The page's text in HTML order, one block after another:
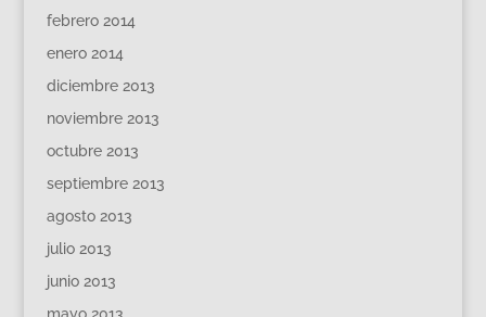
febrero 2014
enero 2014
diciembre 2013
noviembre 2013
octubre 2013
septiembre 2013
agosto 2013
julio 2013
junio 2013